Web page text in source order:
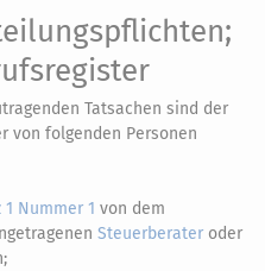
Tatsachen sind der
von folgenden Personen
1 Nummer 1 von dem
Steuerberater oder